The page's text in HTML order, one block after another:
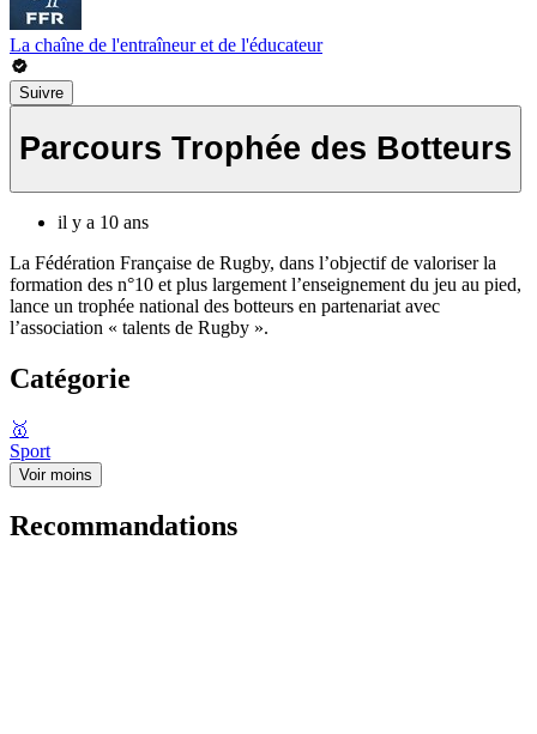
La chaîne de l'entraîneur et de l'éducateur
Suivre
Parcours Trophée des Botteurs
il y a 10 ans
La Fédération Française de Rugby, dans l’objectif de valoriser la
formation des n°10 et plus largement l’enseignement du jeu au pied,
lance un trophée national des botteurs en partenariat avec
l’association « talents de Rugby ».
Catégorie
🥇
Sport
Voir moins
Recommandations